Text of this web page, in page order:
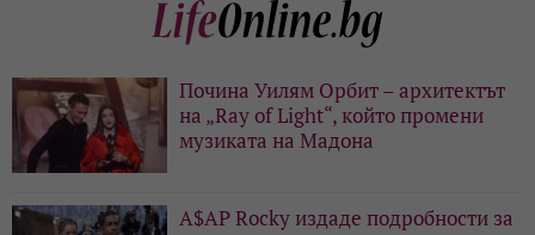
Почина Уилям Орбит – архитектът
на „Ray of Light“, който промени
музиката на Мадона
A$AP Rocky издаде подробности за